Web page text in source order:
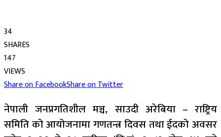
34
SHARES
147
VIEWS
Share on FacebookShare on Twitter
नेपाली जनप्रगतिशील मञ्च, साउदी अरेबिया – राष्ट्रिय
समिति को आयोजनामा गणतन्त्र दिवस तथा ईदको अवसर